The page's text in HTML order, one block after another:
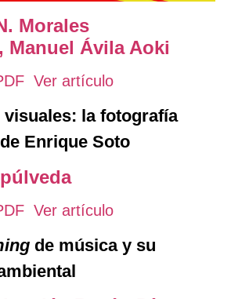
Morales
Manuel Ávila Aoki
Ver artículo
visuales: la fotografía
Enrique Soto
Ver artículo
de música y su